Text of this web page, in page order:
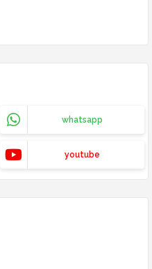
whatsapp
youtube